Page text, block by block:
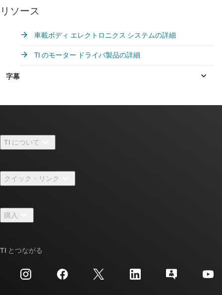
リソース
車載ボディ エレクトロニクス システムの詳細
TI のモーター ドライバ製品の詳細
TI について
採用情報
ニュース
イベント
投資家向け情報
クイック・リンク
TI E2E™ 設計サポート・フォーラム
クロスリファレンス検索
カスタマー・サポート・センター
購入
TI とつながる